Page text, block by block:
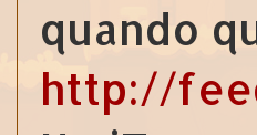
quando
http://